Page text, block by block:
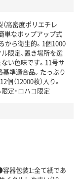
詳細「
」で確認できます。
高密度ポリエチレ
単なポップアップ式
から衛生的。1個1000
限定、置き場所を選
い色味です。11号サ
準適合品。たっぷり
（12000枚）入り。
定・ロハコ限定
器包装1:全て紙であ